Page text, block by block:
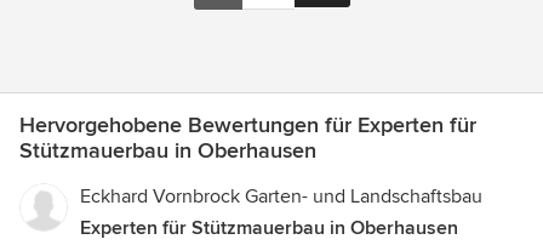
Hervorgehobene Bewertungen für Experten für
Stützmauerbau in Oberhausen
Eckhard Vornbrock Garten- und Landschaftsbau
Experten für Stützmauerbau in Oberhausen